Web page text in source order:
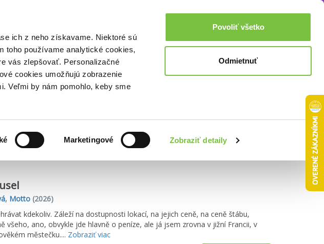
ich z neho získavame. Niektoré sú
toho používame analytické cookies,
vás zlepšovať. Personalizačné
cookies umožňujú zobrazenie
Veľmi by nám pomohlo, keby sme
Marketingové Zobraziť detaily
Povoliť všetko
Odmietnuť
Prihlásenie 0,00€
Akcie a zľavy
Zoradiť podľa:
, Motto(2026)
kdekoliv. Záleží na dostupnosti lokací, na jejich ceně, na ceně štábu,
všeho, ano, obvykle jde hlavně o peníze, ale já jsem zrovna v jižní Francii, v
městečku.... Zobraziť viac